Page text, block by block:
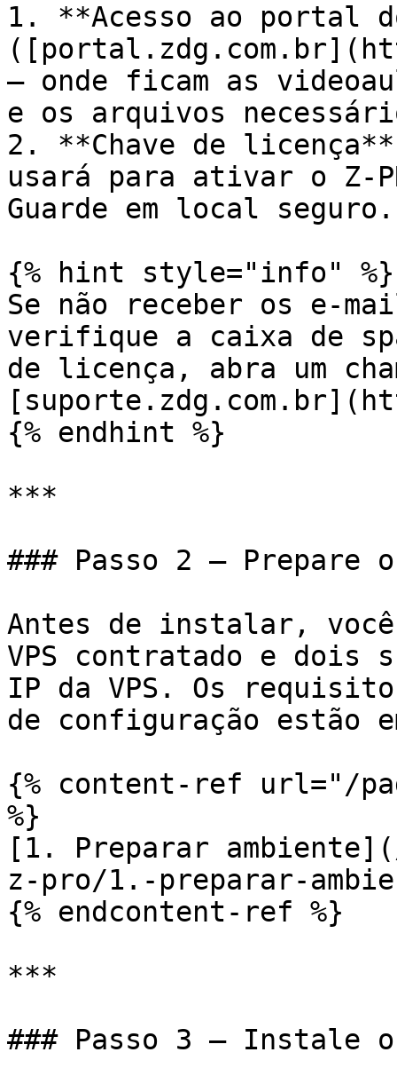
1. **Acesso ao portal
— onde ficam as
e os arquivos
2. **Chave de
usará para ativar o Z-
Guarde em local seguro.
{% hint style="info" %}
Se não receber os e-
verifique a caixa de
de licença, abra um
{% endhint %}
***
### Passo 2 — Prepare
Antes de instalar,
VPS contratado e dois
IP da VPS. Os
de configuração estão
{% content-ref url="/
%}
[1. Preparar
z-pro/1.-preparar-
{% endcontent-ref %}
***
### Passo 3 — Instale o